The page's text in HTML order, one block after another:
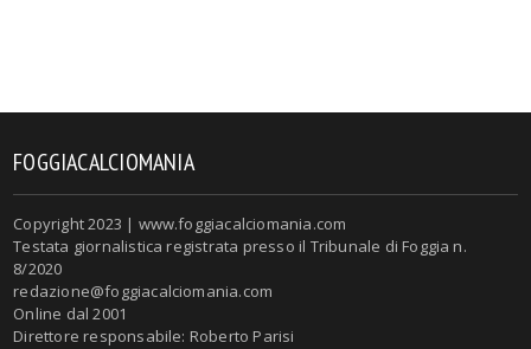
FOGGIACALCIOMANIA
Copyright 2023 | www.foggiacalciomania.com
Testata giornalistica registrata presso il Tribunale di Foggia n.
8/2020
redazione@foggiacalciomania.com
Online dal 2001
Direttore responsabile: Roberto Parisi